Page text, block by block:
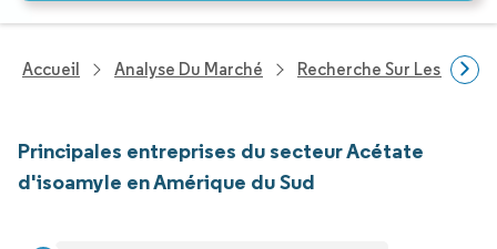
Accueil Analyse Du Marché Recherche Sur Les
Principales entreprises du secteur Acétate
d'isoamyle en Amérique du Sud